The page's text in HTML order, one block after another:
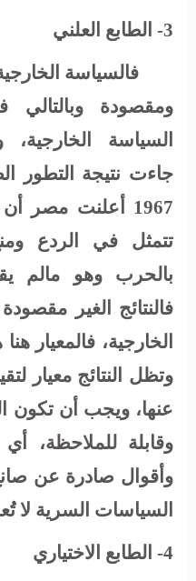
3- الطابع العلني
فالسياسة
ومقصودة وبالتالي
السياسة
جاءت نتيجة التطور
1967 أعلنت مصر
تتمثل في الردع
بالحرب وهو مالم
فالنتائج الغير
الخارجية، فالمعيار
وتظل النتائج معيار
عنها، ويجب أن تكون
وقابلة للملاحظة،
وأقوال صادرة عن
السياسات السرية لا
4- الطابع الاختياري